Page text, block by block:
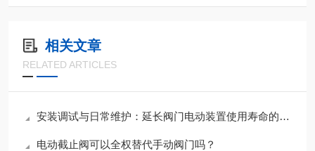
相关文章
RELATED ARTICLES
安装调试与日常维护：延长阀门电动装置使用寿命的关键措施
电动截止阀可以全权替代手动阀门吗？